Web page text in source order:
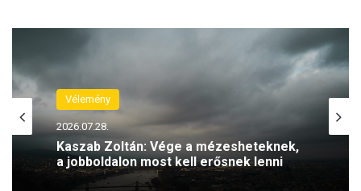
p
Vélemény
2026.07.28.
Kaszab Zoltán: Vége a mézesheteknek,
a jobboldalon most kell erősnek lenni